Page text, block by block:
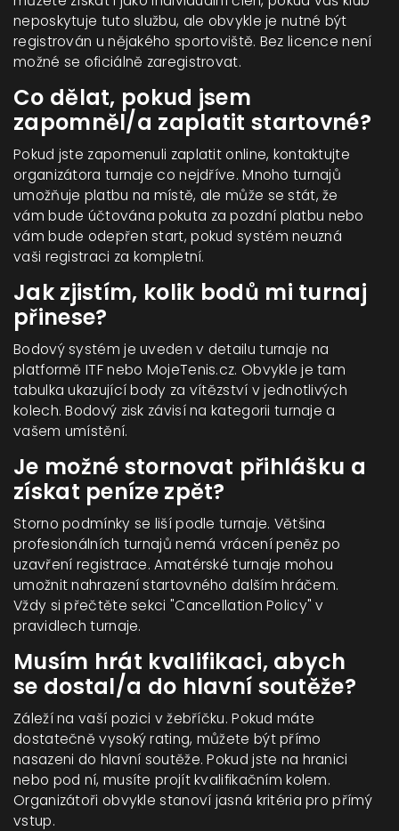
neposkytuje tuto službu, ale obvykle je nutné být
registrován u nějakého sportoviště. Bez licence není
možné se oficiálně zaregistrovat.
Co dělat, pokud jsem
zapomněl/a zaplatit startovné?
Pokud jste zapomenuli zaplatit online, kontaktujte
organizátora turnaje co nejdříve. Mnoho turnajů
umožňuje platbu na místě, ale může se stát, že
vám bude účtována pokuta za pozdní platbu nebo
vám bude odepřen start, pokud systém neuzná
vaši registraci za kompletní.
Jak zjistím, kolik bodů mi turnaj
přinese?
Bodový systém je uveden v detailu turnaje na
platformě ITF nebo MojeTenis.cz. Obvykle je tam
tabulka ukazující body za vítězství v jednotlivých
kolech. Bodový zisk závisí na kategorii turnaje a
vašem umístění.
Je možné stornovat přihlášku a
získat peníze zpět?
Storno podmínky se liší podle turnaje. Většina
profesionálních turnajů nemá vrácení peněz po
uzavření registrace. Amatérské turnaje mohou
umožnit nahrazení startovného dalším hráčem.
Vždy si přečtěte sekci "Cancellation Policy" v
pravidlech turnaje.
Musím hrát kvalifikaci, abych
se dostal/a do hlavní soutěže?
Záleží na vaší pozici v žebříčku. Pokud máte
dostatečně vysoký rating, můžete být přímo
nasazeni do hlavní soutěže. Pokud jste na hranici
nebo pod ní, musíte projít kvalifikačním kolem.
Organizátoři obvykle stanoví jasná kritéria pro přímý
vstup.